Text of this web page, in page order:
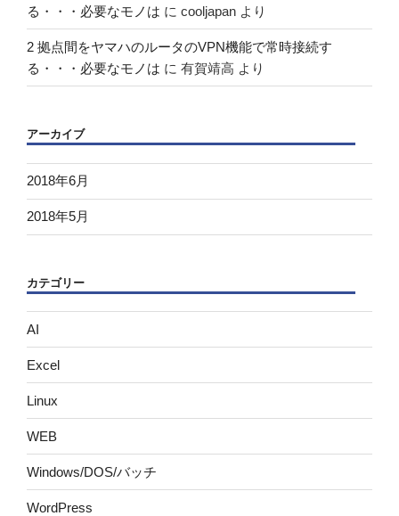
る・・・必要なモノは に cooljapan より
2 拠点間をヤマハのルータのVPN機能で常時接続す
る・・・必要なモノは に 有賀靖高 より
アーカイブ
2018年6月
2018年5月
カテゴリー
AI
Excel
Linux
WEB
Windows/DOS/バッチ
WordPress